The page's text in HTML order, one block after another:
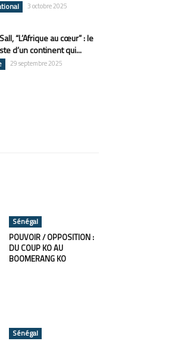
3 octobre 2025
“L’Afrique au cœur” : le
d’un continent qui...
29 septembre 2025
Sénégal
POUVOIR / OPPOSITION :
DU COUP KO AU
BOOMERANG KO
Sénégal